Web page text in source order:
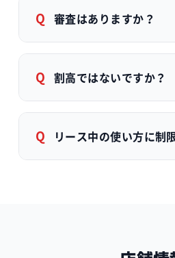
Q 審査はありますか？
Q 割高ではないですか？
Q リース中の使い方に制